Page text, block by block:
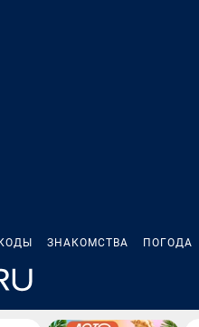
ЗНАКОМСТВА ПОГОДА